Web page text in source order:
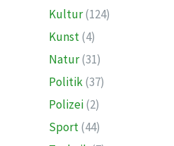
Kultur(124)
Kunst(4)
Natur(31)
Politik(37)
Polizei(2)
Sport(44)